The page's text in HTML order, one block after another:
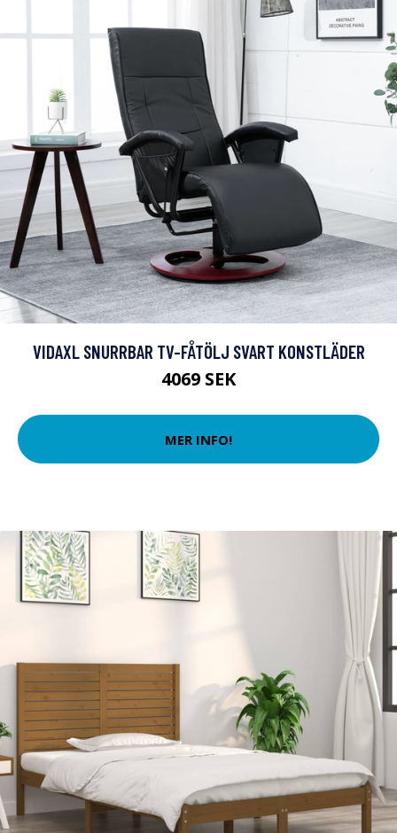
VIDAXL SNURRBAR TV-FÅTÖLJ SVART KONSTLÄDER
4069 SEK
MER INFO!